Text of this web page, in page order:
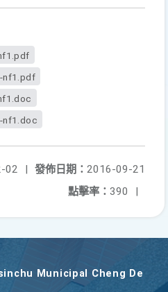
nf1.pdf
nf1.doc
發佈日期： 2016-09-21
02
|
點擊率： 390 |
Municipal Cheng De